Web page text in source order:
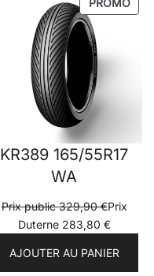
KR389 165/55R17
WA
Prix public329,90€Prix
Duterne 283,80 €
AJOUTER AU PANIER